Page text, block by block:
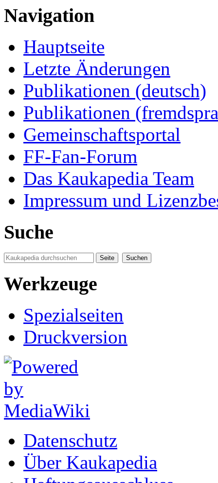
Navigation
Hauptseite
Letzte Änderungen
Publikationen (deutsch)
Publikationen
Gemeinschaftsportal
FF-Fan-Forum
Das Kaukapedia Team
Impressum und
Suche
Werkzeuge
Spezialseiten
Druckversion
Datenschutz
Über Kaukapedia